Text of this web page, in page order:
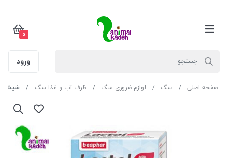
0
ورود
صفحه اصلی سگ لوازم ضروری سگ ظرف آب و غذا سگ شیشه